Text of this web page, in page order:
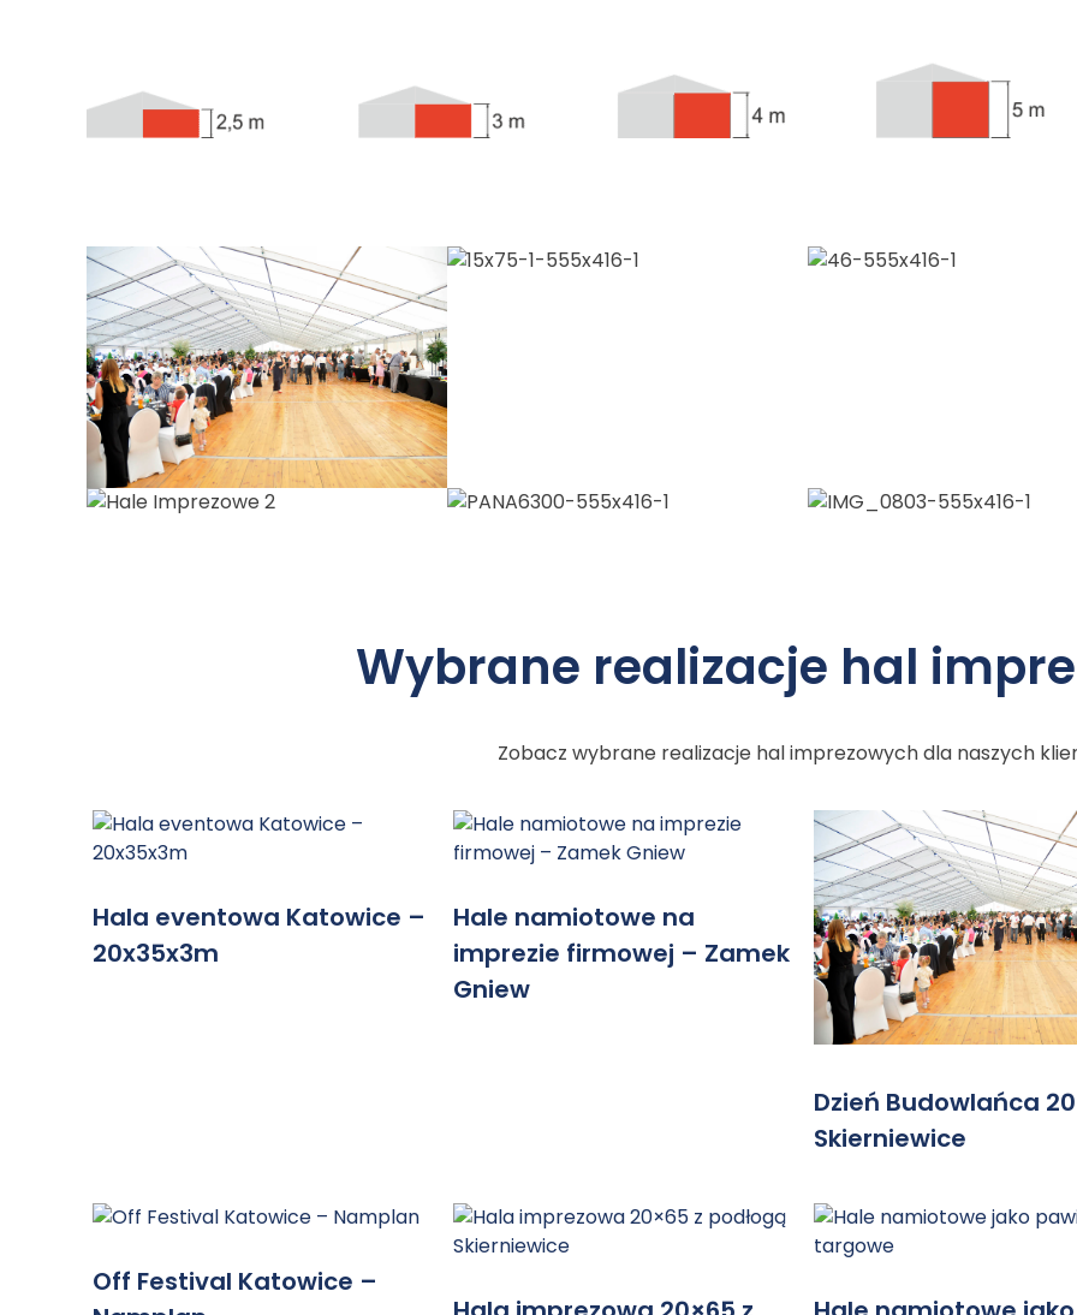
Wybrane realizacje hal
Zobacz wybrane realizacje hal imprezowych dla naszych
Hala eventowa Katowice –
20x35x3m
Hale namiotowe na
imprezie firmowej – Zamek
Gniew
Dzień Budowlańca
Skierniewice
Off Festival Katowice –